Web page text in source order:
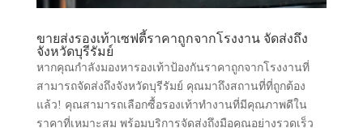
ขายส่งรองเท้าเซฟตี้ราคาถูกจากโรงงาน จัดส่งถึง
จังหวัดบุรีรัมย์
หากคุณกำลังมองหารองเท้าป้องกันราคาถูกจากโรงงานที่
สามารถจัดส่งถึงจังหวัดบุรีรัมย์ คุณมาถึงสถานที่ที่ถูกต้อง
แล้ว! คุณสามารถเลือกซื้อรองเท้าทำงานที่มีคุณภาพดีใน
ราคาที่เหมาะสม พร้อมบริการจัดส่งถึงมือคุณอย่างรวดเร็ว